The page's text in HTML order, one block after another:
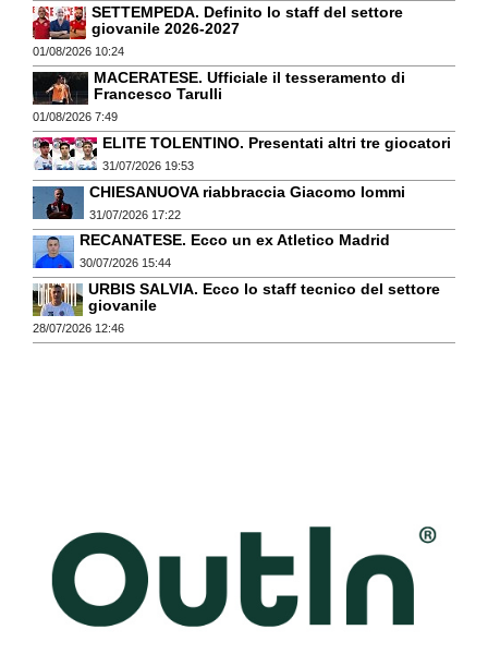
SETTEMPEDA. Definito lo staff del settore
giovanile 2026-2027
01/08/2026 10:24
MACERATESE. Ufficiale il tesseramento di
Francesco Tarulli
01/08/2026 7:49
ELITE TOLENTINO. Presentati altri tre giocatori
31/07/2026 19:53
CHIESANUOVA riabbraccia Giacomo Iommi
31/07/2026 17:22
RECANATESE. Ecco un ex Atletico Madrid
30/07/2026 15:44
URBIS SALVIA. Ecco lo staff tecnico del settore
giovanile
28/07/2026 12:46